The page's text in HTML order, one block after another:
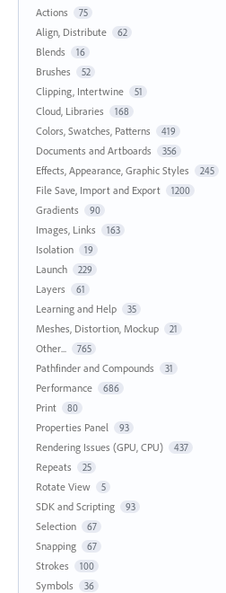
Actions
75
Align, Distribute 62
Blends 16
Brushes 52
Clipping, Intertwine 51
Cloud, Libraries 168
Colors, Swatches, Patterns 419
Documents and Artboards 356
Effects, Appearance, Graphic Styles 245
File Save, Import and Export 1200
Gradients 90
Images, Links 163
Isolation 19
Launch 229
Layers 61
Learning and Help 35
Meshes, Distortion, Mockup 21
Other... 765
Pathfinder and Compounds 31
Performance 686
Print 80
Properties Panel 93
Rendering Issues (GPU, CPU) 437
Repeats 25
Rotate View 5
SDK and Scripting 93
Selection 67
Snapping 67
Strokes 100
Symbols 36